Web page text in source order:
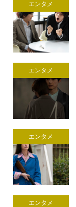
エンタメ
エンタメ
エンタメ
エンタメ